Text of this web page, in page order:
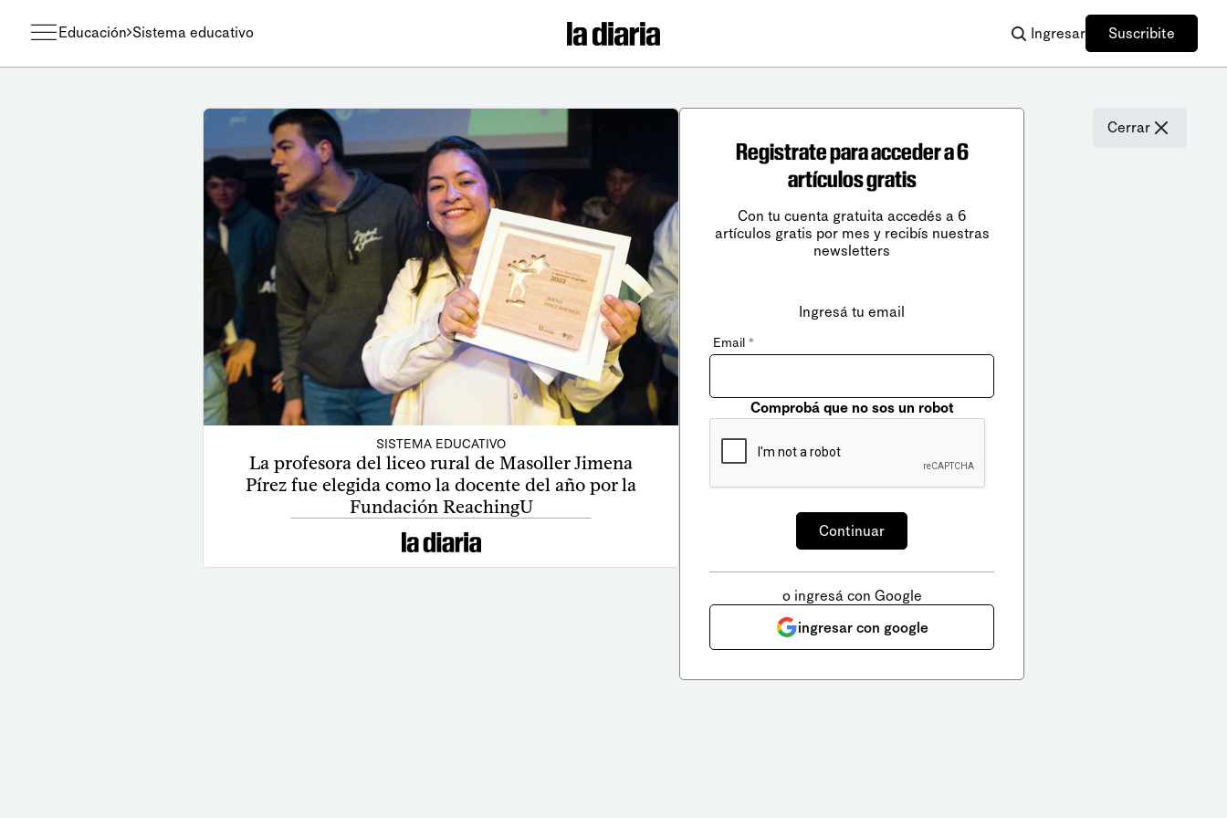
Educación Sistema educativo Ingresar Suscribite
SISTEMA EDUCATIVO
La profesora del liceo rural de Masoller Jimena
Pírez fue elegida como la docente del año por la
Fundación ReachingU
Cerrar
Registrate para acceder a 6
artículos gratis
Con tu cuenta gratuita accedés a 6
artículos gratis por mes y recibís nuestras
newsletters
Ingresá tu email
Email *
Comprobá que no sos un robot
o ingresá con Google
ingresar con google